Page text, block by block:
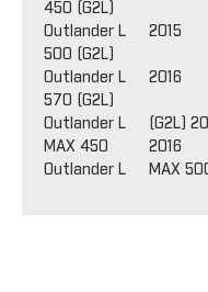
450 (G2L)
Outlander L
500 (G2L)
2015
Outlander L
570 (G2L)
2016
Outlander L
MAX 450
(G2L) 2015 -
2016
Outlander L MAX 500